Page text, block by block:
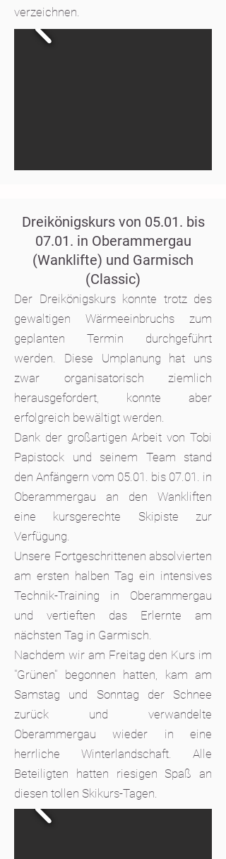
verzeichnen.
Dreikönigskurs von 05.01. bis
07.01. in Oberammergau
(Wanklifte) und Garmisch
(Classic)
Der Dreikönigskurs konnte trotz des
gewaltigen Wärmeeinbruchs zum
geplanten Termin durchgeführt
werden. Diese Umplanung hat uns
zwar organisatorisch ziemlich
herausgefordert, konnte aber
erfolgreich bewältigt werden.
Dank der großartigen Arbeit von Tobi
Papistock und seinem Team stand
den Anfängern vom 05.01. bis 07.01. in
Oberammergau an den Wankliften
eine kursgerechte Skipiste zur
Verfügung.
Unsere Fortgeschrittenen absolvierten
am ersten halben Tag ein intensives
Technik-Training in Oberammergau
und vertieften das Erlernte am
nächsten Tag in Garmisch.
Nachdem wir am Freitag den Kurs im
"Grünen" begonnen hatten, kam am
Samstag und Sonntag der Schnee
zurück und verwandelte
Oberammergau wieder in eine
herrliche Winterlandschaft. Alle
Beteiligten hatten riesigen Spaß an
diesen tollen Skikurs-Tagen.